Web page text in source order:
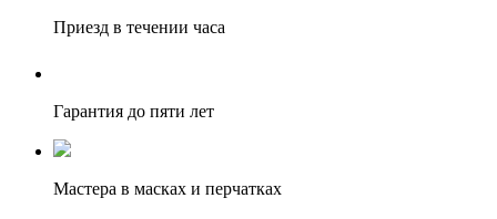
Приезд в течении часа
Гарантия до пяти лет
Мастера в масках и перчатках